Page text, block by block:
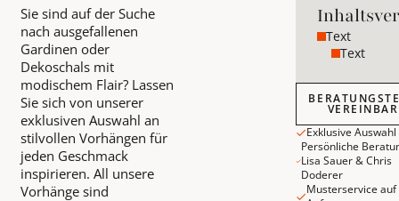
Sie sind auf der Suche
nach ausgefallenen
Gardinen oder
Dekoschals mit
modischem Flair? Lassen
Sie sich von unserer
exklusiven Auswahl an
stilvollen Vorhängen für
jeden Geschmack
inspirieren. All unsere
Vorhänge sind
Text
Text
Exklusive Auswahl
Persönliche
Lisa Sauer & Chris
Doderer
Musterservice auf